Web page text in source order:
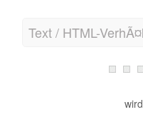
Text / HTML-